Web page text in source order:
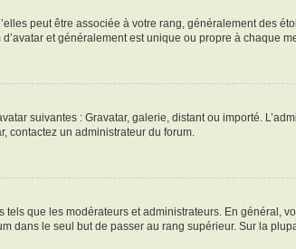
peut être associée à votre rang, généralement des
et généralement est unique ou propre à chaque
suivantes : Gravatar, galerie, distant ou importé.
contactez un administrateur du forum.
que les modérateurs et administrateurs. En général,
dans le seul but de passer au rang supérieur. Sur la